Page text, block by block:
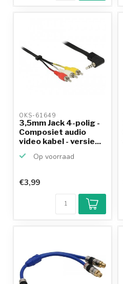
OKS-61649
3,5mm Jack 4-polig -
Composiet audio
video kabel - versie...
Op voorraad
€3,99